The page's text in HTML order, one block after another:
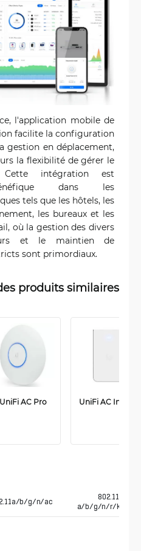
l'application mobile de
facilite la configuration
gestion en déplacement,
la flexibilité de gérer le
intégration est
dans les
tels que les hôtels, les
les bureaux et les
où la gestion des divers
et le maintien de
sont primordiaux.
produits similaires
UniFi AC Pro UniFi AC In-Wall
b/g/n/ac
802.11
a/b/g/n/r/k/v/ac